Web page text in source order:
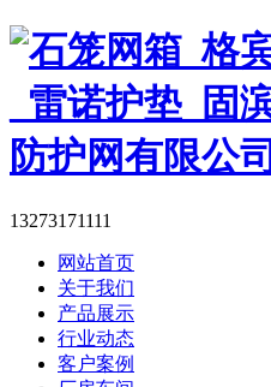
13273171111
网站首页
关于我们
产品展示
行业动态
客户案例